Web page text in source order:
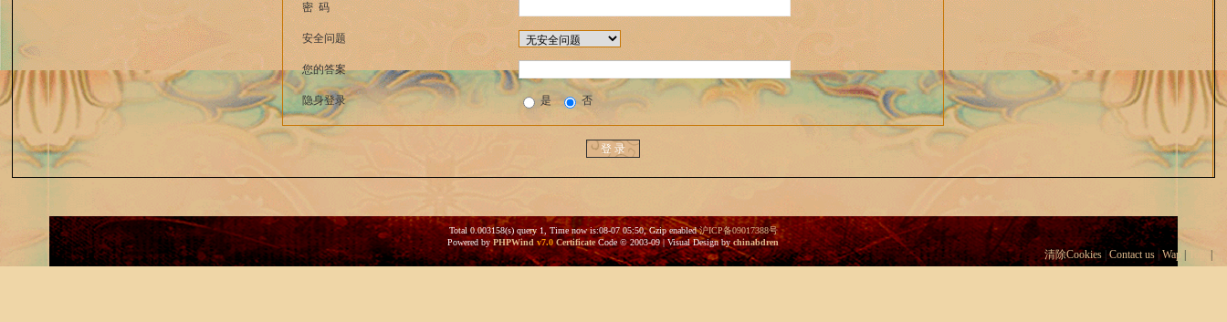
密 码
安全问题
您的答案
隐身登录 是 否
Total 0.003158(s) query 1, Time now is:08-07 05:50, Gzip enabled 沪ICP备09017388号
Powered byPHPWind v7.0 CertificateCode © 2003-09 | Visual Design bychinabdren
清除Cookies|Contact us|Wap